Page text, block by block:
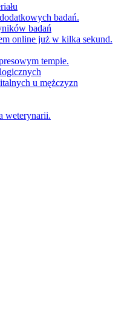
badań.
badań
online już w kilka sekund.
tempie.
u mężczyzn
weterynarii.